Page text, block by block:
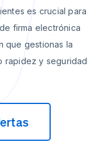
es crucial para
firma electrónica
que gestionas la
rapidez y seguridad